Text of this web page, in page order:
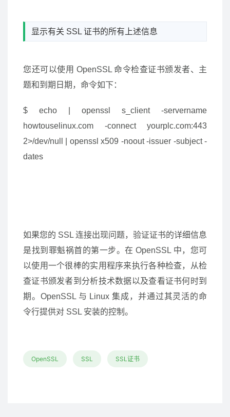
显示有关 SSL 证书的所有上述信息
您还可以使用 OpenSSL 命令检查证书颁发者、主
题和到期日期，命令如下：
$ echo | openssl s_client -servername
howtouselinux.com -connect yourplc.com:443
2>/dev/null | openssl x509 -noout -issuer -subject -
dates
如果您的 SSL 连接出现问题，验证证书的详细信息
是找到罪魁祸首的第一步。在 OpenSSL 中，您可
以使用一个很棒的实用程序来执行各种检查，从检
查证书颁发者到分析技术数据以及查看证书何时到
期。OpenSSL 与 Linux 集成，并通过其灵活的命
令行提供对 SSL 安装的控制。
OpenSSL SSL SSL证书